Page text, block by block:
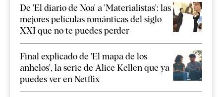
De 'El diario de Noa' a 'Materialistas': las
mejores películas románticas del siglo
XXI que no te puedes perder
Final explicado de 'El mapa de los
anhelos', la serie de Alice Kellen que ya
puedes ver en Netflix